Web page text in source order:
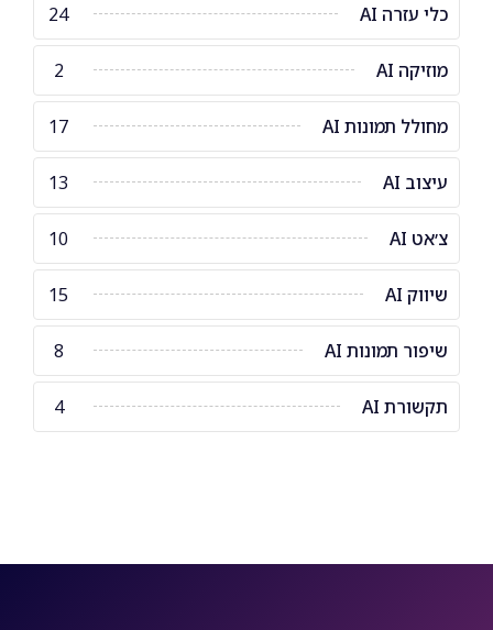
כלי עזרה AI 24
מוזיקה AI 2
מחולל תמונות AI 17
עיצוב AI 13
צ׳אט AI 10
שיווק AI 15
שיפור תמונות AI 8
תקשורת AI 4